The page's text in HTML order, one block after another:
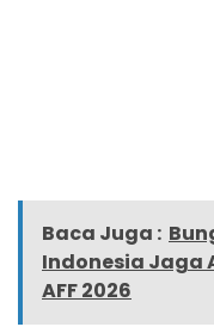
Baca Juga :
Indonesia Jaga
AFF 2026